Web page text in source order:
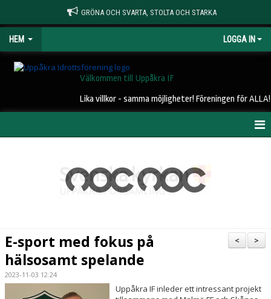
GRÖNA OCH SVARTA, STOLTA OCH STARKA
HEM LOGGA IN
Välkommen till Uppåkra IF
Lika villkor - samma möjligheter! Föreningen för ALLA!
STYRELSE
LEDARE
>
<
E-sport med fokus på
hälsosamt spelande
2023-11-03 12:24
Uppåkra IF inleder ett intressant projekt